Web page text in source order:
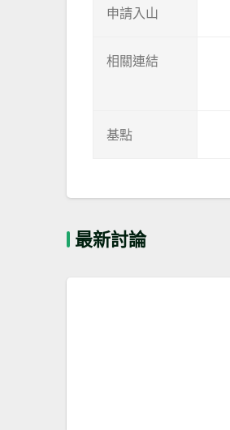
申請入山
相關連結
基點
最新討論